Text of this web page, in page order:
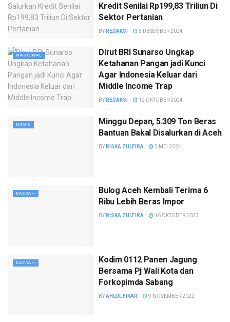
Kredit Senilai Rp199,83 Triliun Di
Sektor Pertanian
BY REDAKSI 5 DESEMBER 2024
NASIONAL
Dirut BRI Sunarso Ungkap
Ketahanan Pangan jadi Kunci
Agar Indonesia Keluar dari
Middle Income Trap
BY REDAKSI 12 OKTOBER 2024
NEWS
Minggu Depan, 5.309 Ton Beras
Bantuan Bakal Disalurkan di Aceh
BY RISKA ZULFIRA 3 MEI 2024
DAERAH
Bulog Aceh Kembali Terima 6
Ribu Lebih Beras Impor
BY RISKA ZULFIRA 16 OKTOBER 2023
DAERAH
Kodim 0112 Panen Jagung
Bersama Pj Wali Kota dan
Forkopimda Sabang
BYAHLUL FIKAR 9 NOVEMBER 2022